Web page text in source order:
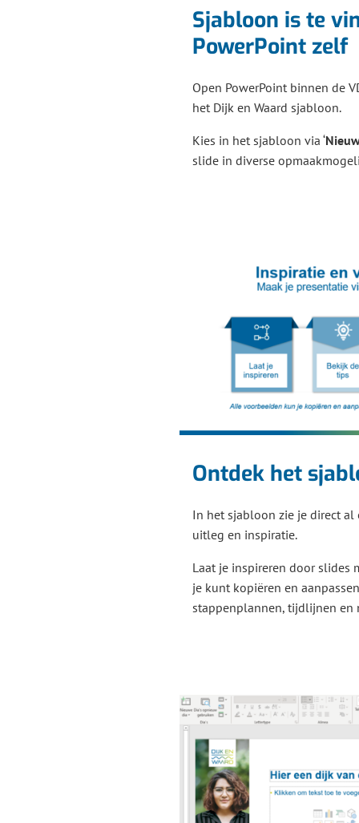
Sjabloon is te
PowerPoint zelf
Open PowerPoint binnen de
het Dijk en Waard sjabloon.
Kies in het sjabloon via ‘
slide in diverse
Ontdek het
In het sjabloon zie je direct al
uitleg en inspiratie.
Laat je inspireren door slides
je kunt kopiëren en
stappenplannen, tijdlijnen en